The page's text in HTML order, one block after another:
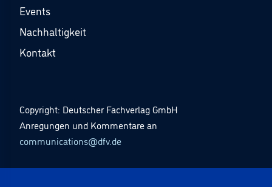
Events
Nachhaltigkeit
Kontakt
Copyright: Deutscher Fachverlag GmbH
Anregungen und Kommentare an
communications@dfv.de